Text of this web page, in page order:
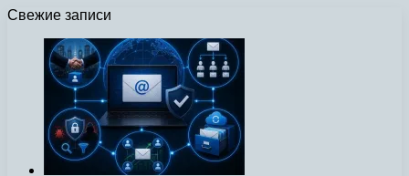
Свежие записи